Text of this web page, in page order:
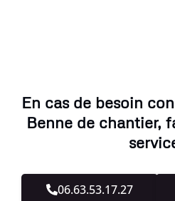
En cas de besoin
Benne de chantier,
06.63.53.17.27